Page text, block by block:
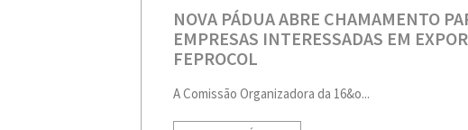
NOVA PÁDUA ABRE CHAMAMENTO
EMPRESAS INTERESSADAS EM
FEPROCOL
A Comissão Organizadora da 16&o...